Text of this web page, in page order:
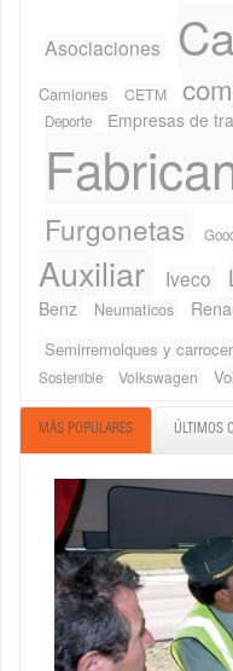
Asociaciones
Camiones
CETM
Deporte Empresas de
Furgonetas
Auxiliar
Iveco
Benz
Neumaticos
Semirremolques y
Sostenible
Volkswagen
MÁS POPULARES ÚLTIMOS